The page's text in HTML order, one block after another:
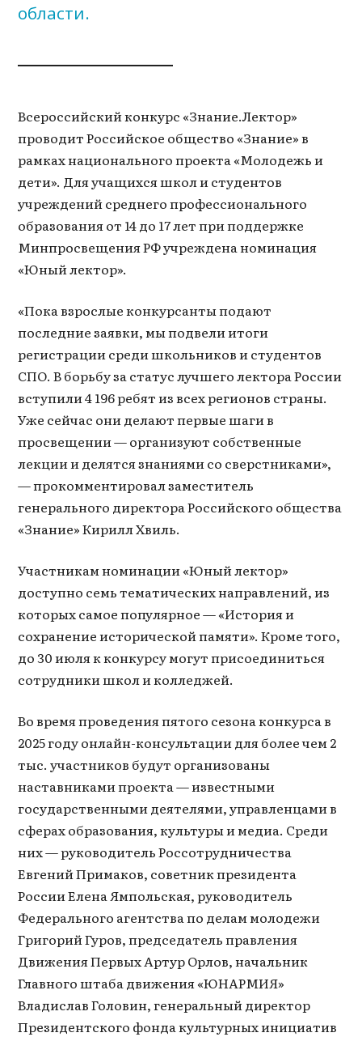
области.
Всероссийский конкурс «Знание.Лектор»
проводит Российское общество «Знание» в
рамках национального проекта «Молодежь и
дети». Для учащихся школ и студентов
учреждений среднего профессионального
образования от 14 до 17 лет при поддержке
Минпросвещения РФ учреждена номинация
«Юный лектор».
«Пока взрослые конкурсанты подают
последние заявки, мы подвели итоги
регистрации среди школьников и студентов
СПО. В борьбу за статус лучшего лектора России
вступили 4 196 ребят из всех регионов страны.
Уже сейчас они делают первые шаги в
просвещении — организуют собственные
лекции и делятся знаниями со сверстниками»,
— прокомментировал заместитель
генерального директора Российского общества
«Знание» Кирилл Хвиль.
Участникам номинации «Юный лектор»
доступно семь тематических направлений, из
которых самое популярное — «История и
сохранение исторической памяти». Кроме того,
до 30 июля к конкурсу могут присоединиться
сотрудники школ и колледжей.
Во время проведения пятого сезона конкурса в
2025 году онлайн-консультации для более чем 2
тыс. участников будут организованы
наставниками проекта — известными
государственными деятелями, управленцами в
сферах образования, культуры и медиа. Среди
них — руководитель Россотрудничества
Евгений Примаков, советник президента
России Елена Ямпольская, руководитель
Федерального агентства по делам молодежи
Григорий Гуров, председатель правления
Движения Первых Артур Орлов, начальник
Главного штаба движения «ЮНАРМИЯ»
Владислав Головин, генеральный директор
Президентского фонда культурных инициатив